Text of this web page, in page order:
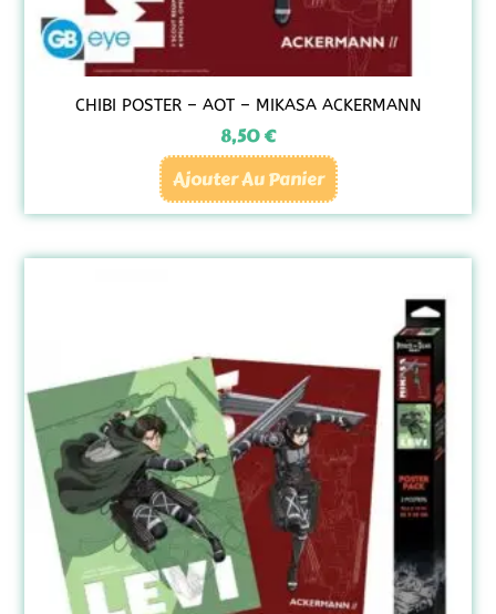
CHIBI POSTER – AOT – MIKASA ACKERMANN
8,50€
Ajouter Au Panier